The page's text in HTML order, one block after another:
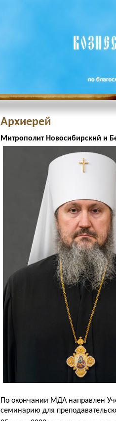
Архиерей
Митрополит Новосибирский и
По окончании МДА направлен
семинарию для